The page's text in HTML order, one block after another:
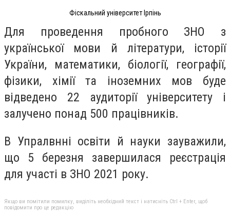
Фіскальний університет Ірпінь
Для проведення пробного ЗНО з
української мови й літератури, історії
України, математики, біології, географії,
фізики, хімії та іноземних мов буде
відведено 22 аудиторії університету і
залучено понад 500 працівників.
В Упралвнні освіти й науки зауважили,
що 5 березня завершилася реєстрація
для участі в ЗНО 2021 року.
Якщо ви помітили помилку, виділіть необхідний текст і натисніть Ctrl + Enter, щоб
повідомити про це редакцію